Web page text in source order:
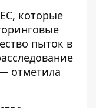
которые
пыток в
отметила